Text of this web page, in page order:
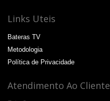
Links Uteis
Bateras TV
Metodologia
Política de Privacidade
Atendimento Ao Cliente